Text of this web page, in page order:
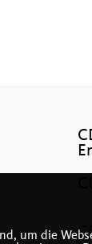
um die